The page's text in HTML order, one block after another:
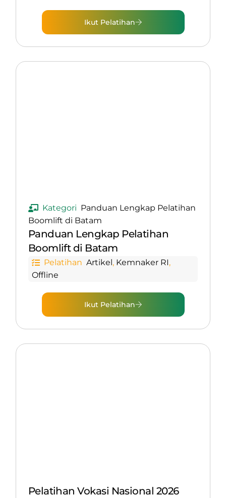
Ikut Pelatihan
Kategori Panduan Lengkap Pelatihan
Boomlift di Batam
Panduan Lengkap Pelatihan
Boomlift di Batam
Pelatihan Artikel, Kemnaker RI,
Offline
Ikut Pelatihan
Pelatihan Vokasi Nasional 2026